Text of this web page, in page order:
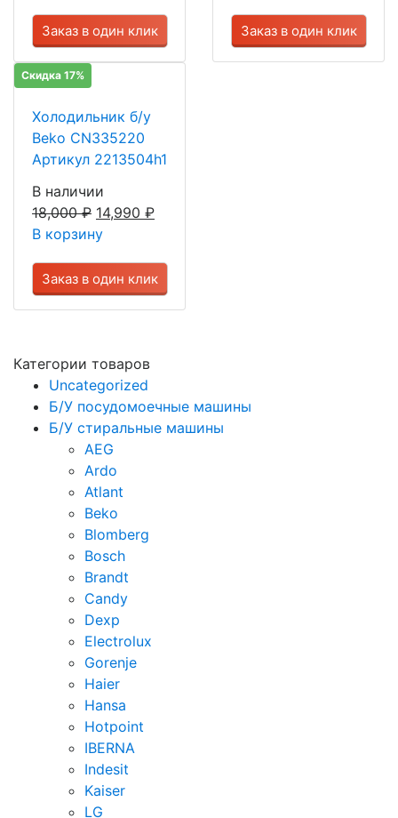
Заказ в один клик Заказ в один клик
Скидка 17%
Холодильник б/у
Beko CN335220
Артикул 2213504h1
В наличии
18,000₽ 14,990 ₽
В корзину
Заказ в один клик
Категории товаров
Uncategorized
Б/У посудомоечные машины
Б/У стиральные машины
AEG
Ardo
Atlant
Beko
Blomberg
Bosch
Brandt
Candy
Dexp
Electrolux
Gorenje
Haier
Hansa
Hotpoint
IBERNA
Indesit
Kaiser
LG